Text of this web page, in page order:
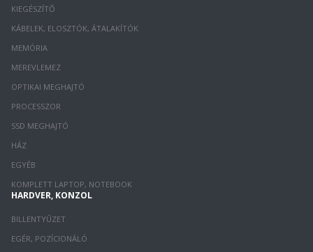
KIEGÉSZÍTŐ
KÁBELEK, ELOSZTÓK, ÁTALAKÍTÓK
MEMÓRIA
MEREVLEMEZ
OPTIKAI MEGHAJTÓ
PROCESSZOR
SSD MEGHAJTÓ
HÁZ
EGYÉB
KOMPLETT LAPTOP, NOTEBOOK
HARDVER, KONZOL
BILLENTYŰZET
EGÉR, POZÍCIONÁLÓ